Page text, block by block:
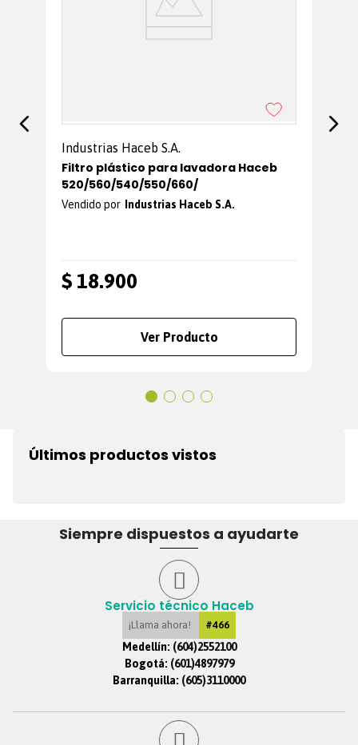
Industrias Haceb S.A.
Filtro plástico para lavadora Haceb
520/560/540/550/660/
Industrias Haceb S.A.
$ 18.900
Ver Producto
Últimos productos vistos
Siempre dispuestos a ayudarte
Servicio técnico Haceb
¡Llama ahora! #466
Medellín: (604)2552100
Bogotá: (601)4897979
Barranquilla: (605)3110000